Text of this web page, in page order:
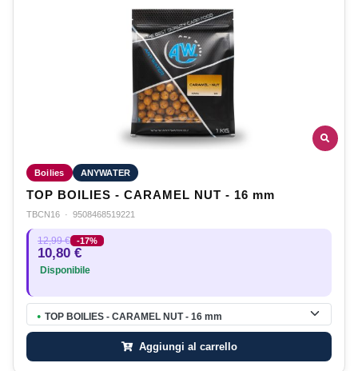
Boilies ANYWATER
TOP BOILIES - CARAMEL NUT - 16 mm
TBCN16 · 9508468519221
12,99 € -17%
10,80 €
Disponibile
● TOP BOILIES - CARAMEL NUT - 16 mm
Aggiungi al carrello